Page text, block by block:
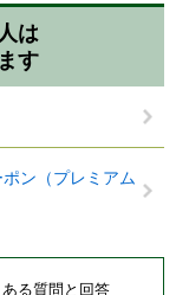
は
す
ン（プレミアム
ある質問と回答